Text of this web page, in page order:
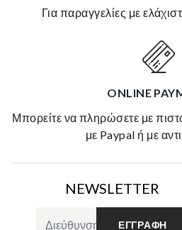
για παραγγελίες με
ONLINE
μπορείτε να πληρώσετε με πιστωτική/χρεωστική κάρτα,
με Paypal ή με
NEWSLETTER
ΕΓΓΡΑΦΉ